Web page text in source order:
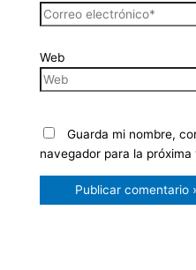
Web
Guarda mi nombre,
navegador para la